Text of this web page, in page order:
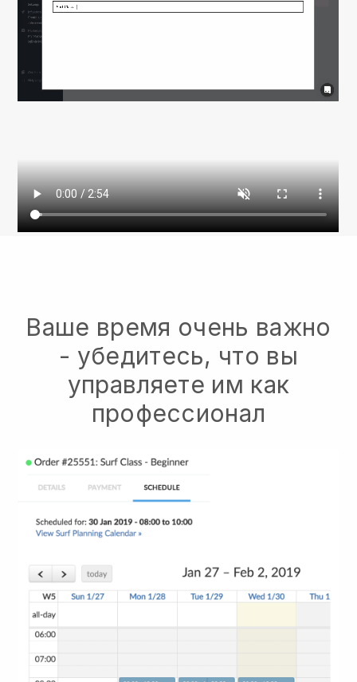
Ваше время очень важно
- убедитесь, что вы
управляете им как
профессионал